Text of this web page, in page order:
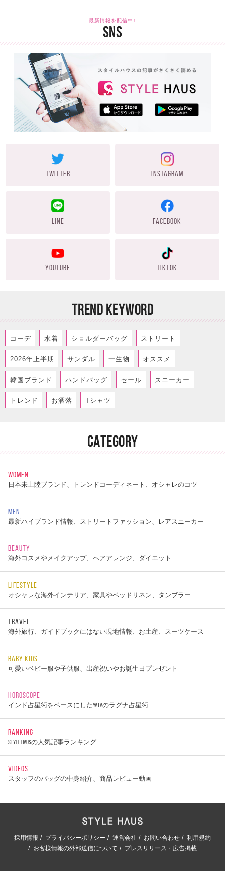
最新情報を配信中♪
SNS
TWITTER INSTAGRAM
LINE FACEBOOK
YOUTUBE TIKTOK
TREND KEYWORD
コーデ 水着 ショルダーバッグ ストリート
2026年上半期 サンダル 一生物 オススメ
韓国ブランド ハンドバッグ セール スニーカー
トレンド お洒落 Tシャツ
CATEGORY
WOMEN
日本未上陸ブランド、トレンドコーディネート、オシャレのコツ
MEN
最新ハイブランド情報、ストリートファッション、レアスニーカー
BEAUTY
海外コスメやメイクアップ、ヘアアレンジ、ダイエット
LIFESTYLE
オシャレな海外インテリア、家具やベッドリネン、タンブラー
TRAVEL
海外旅行、ガイドブックにはない現地情報、お土産、スーツケース
BABY KIDS
可愛いベビー服や子供服、出産祝いやお誕生日プレゼント
HOROSCOPE
インド占星術をベースにしたYATAのラグナ占星術
RANKING
STYLE HAUSの人気記事ランキング
VIDEOS
スタッフのバッグの中身紹介、商品レビュー動画
採用情報 プライバシーポリシー 運営会社 お問い合わせ
利用規約
お客様情報の外部送信について
プレスリリース・広告掲載